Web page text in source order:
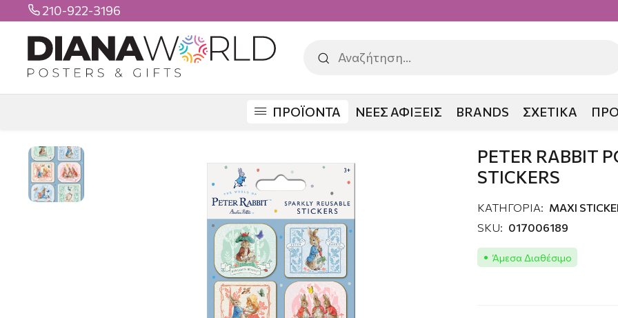
 210-922-3196
ΠΡΟΪΟΝΤΑ ΝΕΕΣ ΑΦΙΞΕΙΣ BRANDS ΣΧΕΤΙΚΑ
PETER RABBIT
STICKERS
ΚΑΤΗΓΟΡΙΑ: MAXI
SKU: 017006189
Άμεσα Διαθέσιμο